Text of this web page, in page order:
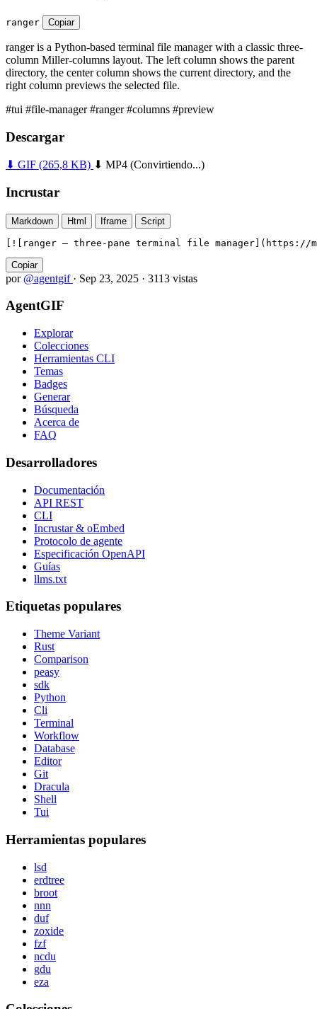
ranger Copiar
ranger is a Python-based terminal file manager with a classic three-
column Miller-columns layout. The left column shows the parent
directory, the center column shows the current directory, and the
right column previews the selected file.
#tui #file-manager#ranger#columns #preview
Descargar
⬇ GIF (265,8 KB) ⬇ MP4 (Convirtiendo...)
Incrustar
Markdown Html Iframe Script
[![ranger — three-pane terminal file manager](https://
Copiar
por @agentgif · Sep 23, 2025 · 3113 vistas
AgentGIF
Explorar
Colecciones
Herramientas CLI
Temas
Badges
Generar
Búsqueda
Acerca de
FAQ
Desarrolladores
Documentación
API REST
CLI
Incrustar & oEmbed
Protocolo de agente
Especificación OpenAPI
Guías
llms.txt
Etiquetas populares
Theme Variant
Rust
Comparison
peasy
sdk
Python
Cli
Terminal
Workflow
Database
Editor
Git
Dracula
Shell
Tui
Herramientas populares
lsd
erdtree
broot
nnn
duf
zoxide
fzf
ncdu
gdu
eza